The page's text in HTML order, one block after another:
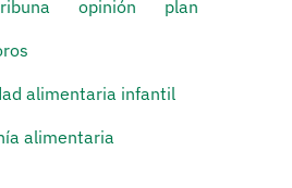
opinión
plan
alimentaria infantil
alimentaria